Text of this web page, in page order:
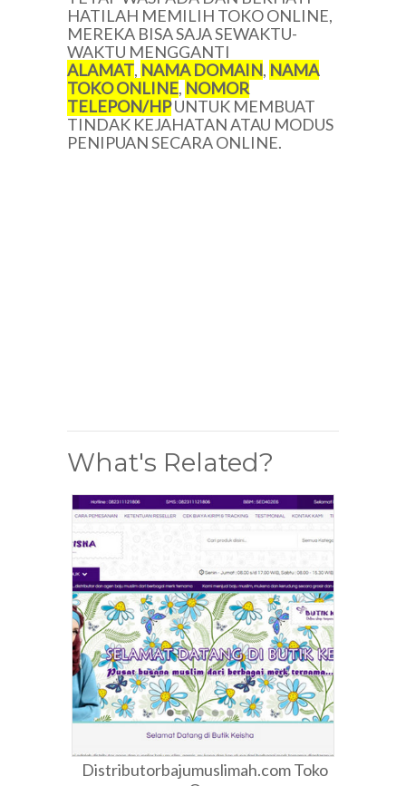
HATILAH MEMILIH TOKO ONLINE,
MEREKA BISA SAJA SEWAKTU-
WAKTU MENGGANTI
ALAMAT, NAMA DOMAIN, NAMA
TOKO ONLINE, NOMOR
TELEPON/HPUNTUK MEMBUAT
TINDAK KEJAHATAN ATAU MODUS
PENIPUAN SECARA ONLINE.
What's Related?
Distributorbajumuslimah.com Toko